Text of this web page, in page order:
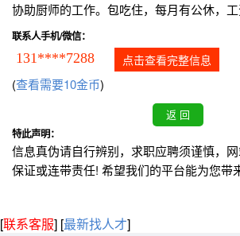
协助厨师的工作。包吃住，每月有公休，工
联系人手机/微信：
131****7288 点击查看完整信息
(查看需要10金币)
特此声明：
信息真伪请自行辨别，求职应聘须谨慎，
保证或连带责任! 希望我们的平台能为您带
[联系客服] [最新找人才]